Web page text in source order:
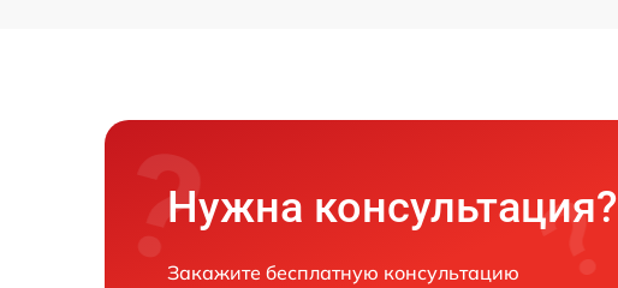
Нужна консультация?
Закажите бесплатную консультацию